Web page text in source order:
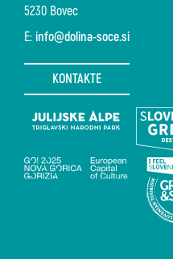
5230 Bovec
E: info@dolina-soce.si
KONTAKTE